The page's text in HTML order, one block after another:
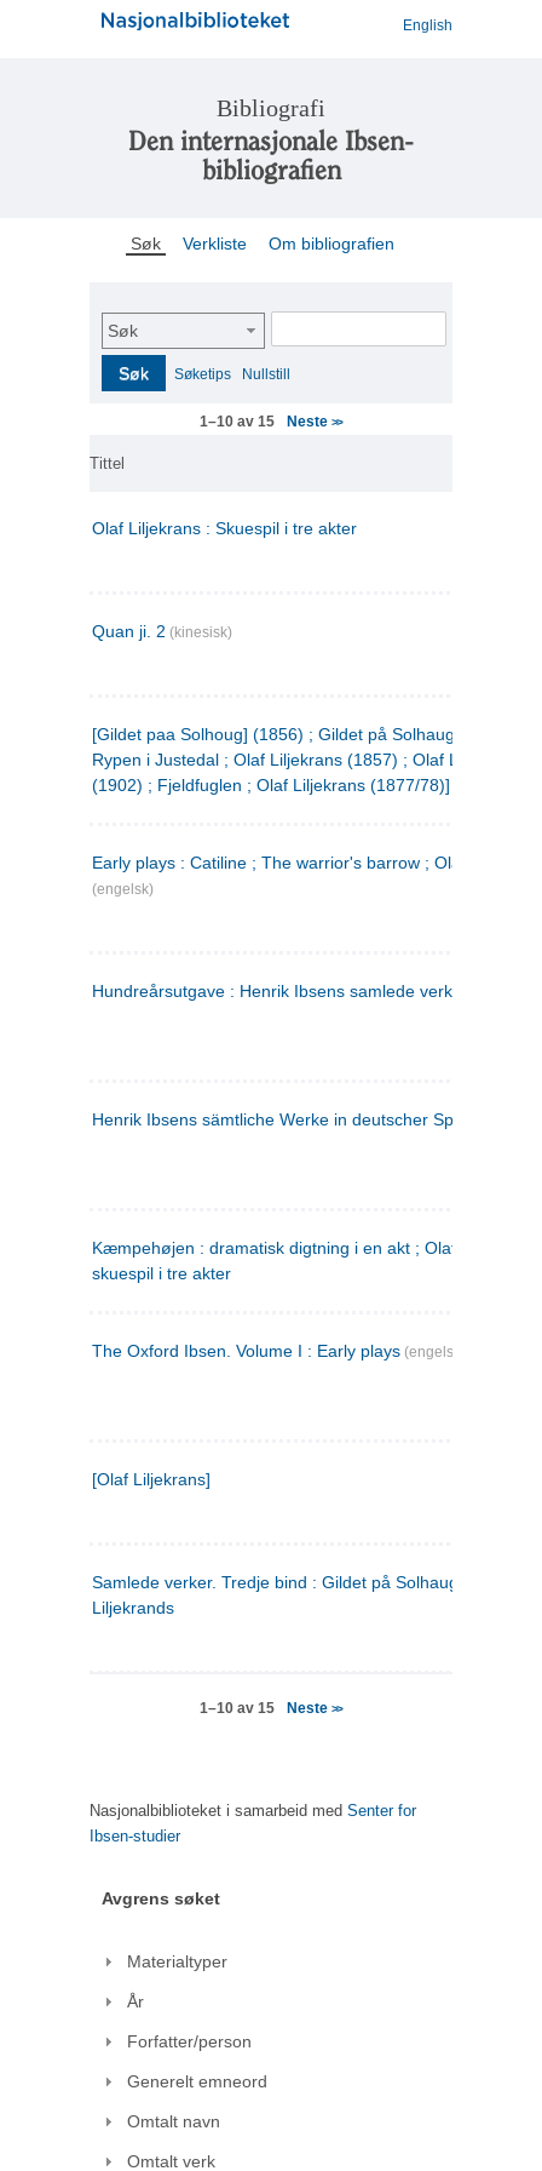
English
Bibliografi
Den internasjonale Ibsen-
bibliografien
Søk Verkliste Om bibliografien
Søk
Søk Søketips Nullstill
1–10 av 15 Neste>>
Tittel
Olaf Liljekrans : Skuespil i tre akter
Quan ji. 2 (kinesisk)
[Gildet paa Solhoug] (1856) ; Gildet på Solhaug (1883) ;
Rypen i Justedal ; Olaf Liljekrans (1857) ; Olaf Liljekrans
(1902) ; Fjeldfuglen ; Olaf Liljekrans (1877/78)]
Early plays : Catiline ; The warrior's barrow ; Olaf Liljekrans
(engelsk)
Hundreårsutgave : Henrik Ibsens samlede verker. 3
Henrik Ibsens sämtliche Werke in deutscher Sprache. 2
Kæmpehøjen : dramatisk digtning i en akt ; Olaf Liljekrans :
skuespil i tre akter
The Oxford Ibsen. Volume I : Early plays (engelsk)
[Olaf Liljekrans]
Samlede verker. Tredje bind : Gildet på Solhaug ; Olaf
Liljekrands
1–10 av 15 Neste>>
Nasjonalbiblioteket i samarbeid med Senter for
Ibsen-studier
Avgrens søket
Materialtyper
År
Forfatter/person
Generelt emneord
Omtalt navn
Omtalt verk